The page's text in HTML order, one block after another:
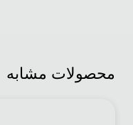
محصولات مشابه